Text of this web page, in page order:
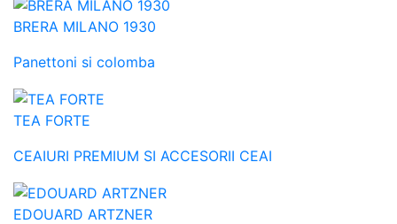
BRERA MILANO 1930
Panettoni si colomba
TEA FORTE
CEAIURI PREMIUM SI ACCESORII CEAI
EDOUARD ARTZNER